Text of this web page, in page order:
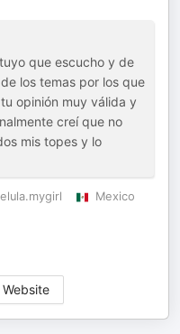
que escucho y de
los temas por los que
opinión muy válida y
creí que no
mis topes y lo
Mexico